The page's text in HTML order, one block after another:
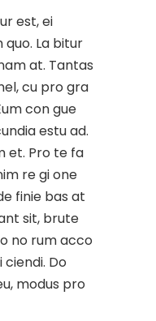
est, ei
La bitur
at. Tantas
cu pro gra
con gue
estu ad.
et. Pro te fa
re gi one
finie bas at
sit, brute
no rum acco
Do
modus pro